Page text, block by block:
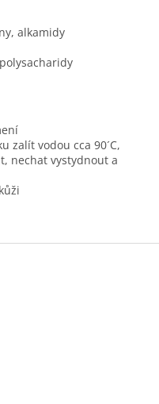
alkamidy
zalít vodou cca 90´C,
nechat vystydnout a